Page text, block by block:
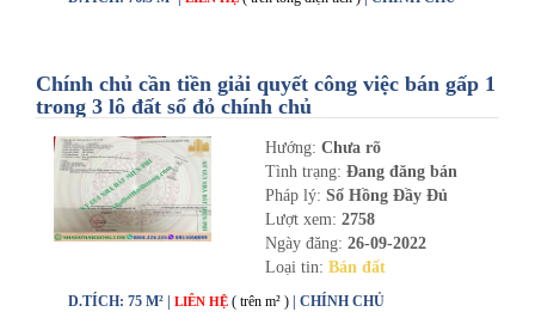
Chính chủ cần tiền giải quyết công việc bán gấp 1
trong 3 lô đất sổ đỏ chính chủ
Hướng: Chưa rõ
Tình trạng: Đang đăng bán
Pháp lý: Sổ Hồng Đầy Đủ
Lượt xem: 2758
Ngày đăng: 26-09-2022
Loại tin: Bán đất
D.TÍCH: 75 M² | LIÊN HỆ ( trên m² ) | CHÍNH CHỦ